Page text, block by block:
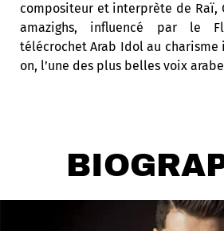
compositeur et interprète de Raï,
amazighs, influencé par le
télécrochet Arab Idol au
on, l’une des plus belles voix